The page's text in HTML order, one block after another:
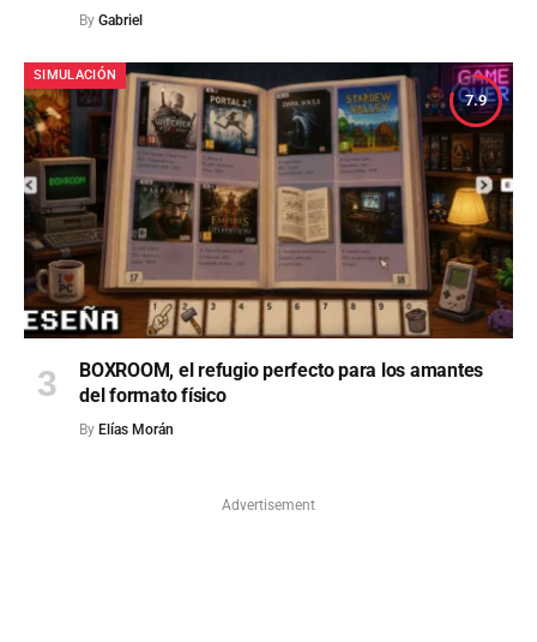
By Gabriel
7.9
SIMULACIÓN
BOXROOM, el refugio perfecto para los amantes
del formato físico
By Elías Morán
Advertisement